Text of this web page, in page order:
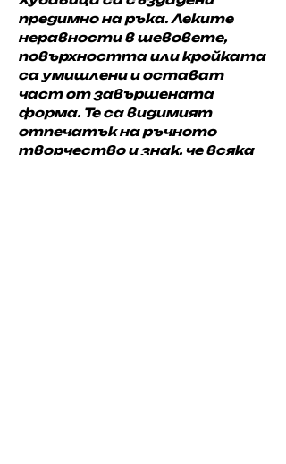
предимно на ръка. Леките
неравности в шевовете,
повърхността или кройката
са умишлени и остават
част от завършената
форма. Те са видимият
отпечатък на ръчното
творчество и знак, че всяка